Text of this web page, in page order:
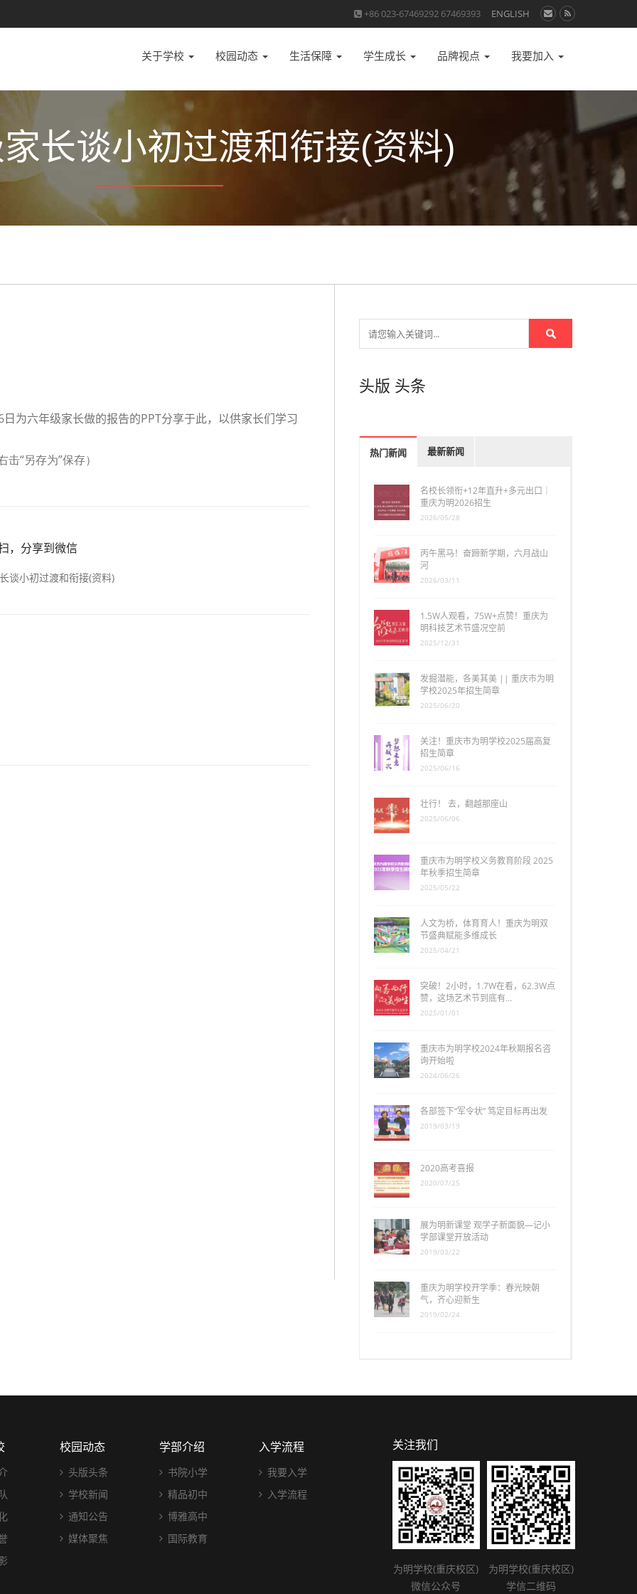
+86 023-67469292 67469393 ENGLISH
关于学校 校园动态 生活保障 学生成长 品牌视点 我要加入
长谈小初过渡和衔接(资料)
日 为六年级家长做的报告的PPT分享于此，以供家长们学习
“另存为”保存）
，分享到微信
头版 头条
热门新闻 最新新闻
名校长领衔+12年直升+多元出口｜
重庆为明2026招生
2026/05/28
丙午黑马！奋蹄新学期，六月战山
河
2026/03/11
1.5W人观看，75W+点赞！重庆为
明科技艺术节盛况空前
2025/12/31
发掘潜能，各美其美 || 重庆市为明
学校2025年招生简章
2025/06/20
关注！重庆市为明学校2025届高复
招生简章
2025/06/16
壮行！ 去，翻越那座山
2025/06/06
重庆市为明学校义务教育阶段 2025
年秋季招生简章
2025/05/22
人文为桥，体育育人！重庆为明双
节盛典赋能多维成长
2025/04/21
突破！2小时，1.7W在看，62.3W点
赞，这场艺术节到底有…
2025/01/01
重庆市为明学校2024年秋期报名咨
询开始啦
2024/06/26
各部签下“军令状” 笃定目标再出发
2019/03/19
2020高考喜报
2020/07/25
展为明新课堂 观学子新面貌—记小
学部课堂开放活动
2019/03/22
重庆为明学校开学季：春光映朝
气，齐心迎新生
2019/02/24
校园动态
头版头条
学校新闻
通知公告
媒体聚焦
学部介绍
书院小学
精品初中
博雅高中
国际教育
入学流程
我要入学
入学流程
关注我们
为明学校(重庆校区)
微信公众号
为明学校(重庆校区)
学信二维码